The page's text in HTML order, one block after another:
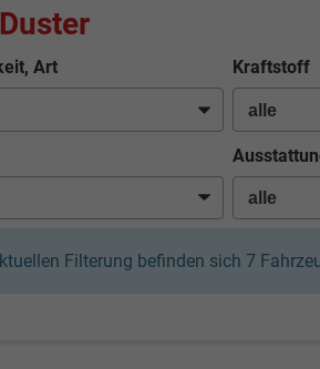
Art Kraftstoff
Filterung befinden sich 7